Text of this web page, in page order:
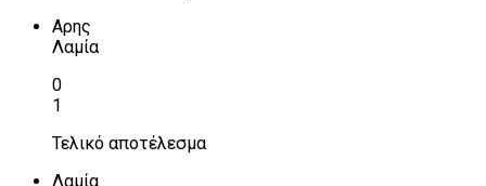
Αρης
Λαμία
0
1
Τελικό αποτέλεσμα
Λαμία